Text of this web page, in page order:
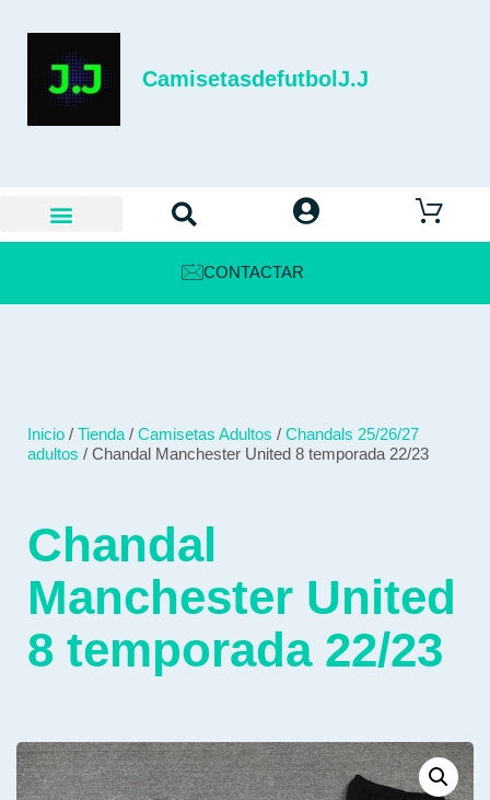
CamisetasdefutbolJ.J
CONTACTAR
Inicio / Tienda / Camisetas Adultos / Chandals 25/26/27
adultos / Chandal Manchester United 8 temporada 22/23
Chandal
Manchester United
8 temporada 22/23